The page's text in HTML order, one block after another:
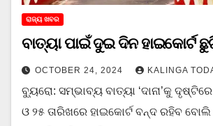
ରାଜ୍ୟ ଖବର
ବାତ୍ୟା ପାଇଁ ଦୁଇ ଦିନ ହାଇକୋର୍ଟ
OCTOBER 24, 2024 KALINGA
ବ୍ୟୁରୋ: ସମ୍ଭାବ୍ୟ ବାତ୍ୟା ‘ଦାନା’କୁ
ଓ ୨୫ ତାରିଖରେ ହାଇକୋର୍ଟ ବନ୍ଦ ରହିବ ବୋଲି